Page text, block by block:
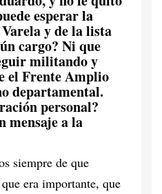
esperar la
y de la lista
cargo? Ni que
militando y
el Frente Amplio
departamental.
personal?
mensaje a la
siempre de que
era importante, que